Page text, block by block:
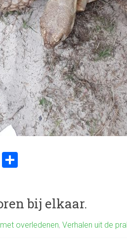
n bij elkaar.
overledenen, Verhalen uit de